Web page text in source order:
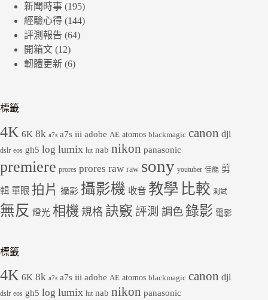
新聞時事 (195)
經驗心得 (144)
評測報告 (64)
開箱文 (12)
韌體更新 (6)
標籤
4K 6K 8k a7s a7s iii adobe AE atomos blackmagic canon dji
dslr eos gh5 log lumix lut nab nikon panasonic
premiere prores prores raw raw sony youtuber 佳能 剪
輯 單眼 拍片 攝影 攝影機 收音 教學 比較 測試
無反 燈光 相機 規格 訣竅 評測 調色 錄影 電影
標籤
4K 6K 8k a7s a7s iii adobe AE atomos blackmagic canon dji
dslr eos gh5 log lumix lut nab nikon panasonic